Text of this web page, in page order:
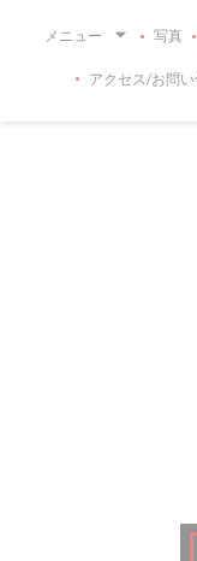
メニュー 写真
アクセス/お問